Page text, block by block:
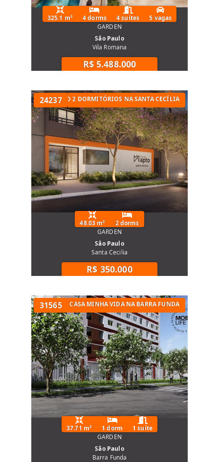
325.1 m² 4 dorms 4 suítes
5 vagas
GARDEN
São Paulo
Vila Romana
R$ 5.488.000
24237
APARTAMENTO 2 DORMITÓRIOS NA SANTA CECÍLIA
48.03 m²
2 dorms
GARDEN
São Paulo
Santa Cecilia
R$ 350.000
31565
APARTAMENTO MINHA CASA MINHA VIDA NA BARRA FUNDA
37.71 m² 1 dorm
1 suíte
GARDEN
São Paulo
Barra Funda